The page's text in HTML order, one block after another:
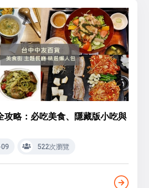
攻略：必吃美食、隱藏版小吃與
522次瀏覽